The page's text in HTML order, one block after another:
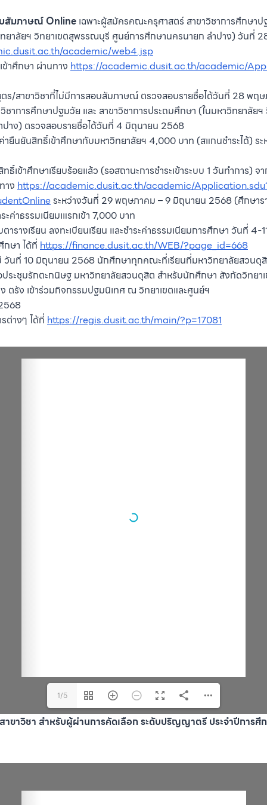
สัมภาษณ์ Online เฉพาะผู้สมัครคณะครุศาสตร์ สาขาวิชาการศึกษาป
ยาลัยฯ วิทยาเขตสุพรรณบุรี ศูนย์การศึกษานครนายก ลำปาง) วันที่
academic/web4.jsp
าศึกษา ผ่านทาง https://academic.dusit.ac.th/academic/
ร/สาขาวิชาที่ไม่มีการสอบสัมภาษณ์ ตรวจสอบรายชื่อได้วันที่ 28 พฤ
ชาการศึกษาปฐมวัย และ สาขาวิชาการประถมศึกษา (ในมหาวิทยาลั
าง) ตรวจสอบรายชื่อได้วันที่ 4 มิถุนายน 2568
ายืนยันสิทธิ์เข้าศึกษากับมหาวิทยาลัยฯ 4,000 บาท (สแกนชำระได้)
ธิ์เข้าศึกษาเรียบร้อยแล้ว (รอสถานะการชำระเข้าระบบ 1 วันทำการ) จ
าง https://academic.dusit.ac.th/academic/
ระหว่างวันที่ 29 พฤษภาคม – 9 มิถุนายน 2568 (ศึกษารา
ค่าธรรมเนียมเแรกเข้า 7,000 บาท
ารางเรียน ลงทะเบียนเรียน และชำระค่าธรรมเนียมการศึกษา วันที่
กษา ได้ที่ https://finance.dusit.ac.th/WEB/?page_id=668
นที่ 10 มิถุนายน 2568 นักศึกษาทุกคณะที่เรียนที่มหาวิทยาลัยสวนดุสิ
ระชุมรักตะกนิษฐ มหาวิทยาลัยสวนดุสิต สำหรับนักศึกษา สังกัดวิทย
ตรัง เข้าร่วมกิจกรรมปฐมนิเทศ ณ วิทยาเขตและศูนย์ฯ
ต่างๆ ได้ที่ https://regis.dusit.ac.th/main/?p=17081
1/5
ขาวิชา สำหรับผู้ผ่านการคัดเลือก ระดับปริญญาตรี ประจำปีการศึ